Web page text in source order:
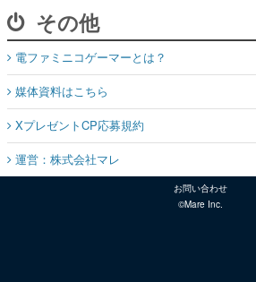
その他
電ファミニコゲーマーとは？
媒体資料はこちら
XプレゼントCP応募規約
運営：株式会社マレ
お問い合わせ
©Mare Inc.